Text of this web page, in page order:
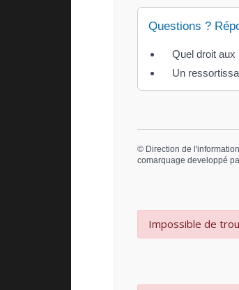
Questions ?
Quel droit aux
Un
© Direction de
comarquage developpé
Impossible de